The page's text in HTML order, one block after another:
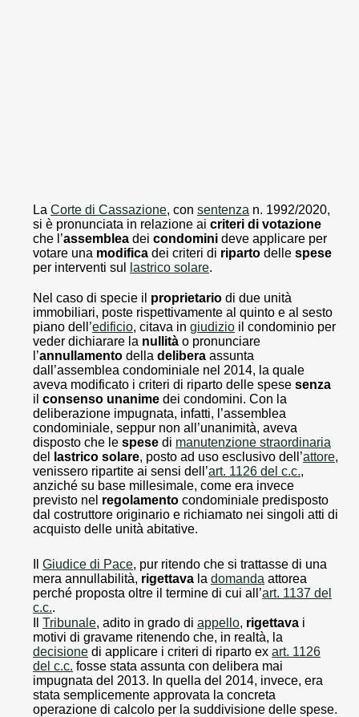
La Corte di Cassazione, con sentenza n. 1992/2020,
si è pronunciata in relazione ai criteri di votazione
che l’assemblea dei condomini deve applicare per
votare una modifica dei criteri di riparto delle spese
per interventi sul
lastrico solare.
Nel caso di specie il proprietario di due unità
immobiliari, poste rispettivamente al quinto e al sesto
piano dell’edificio, citava in giudizio il condominio per
veder dichiarare la nullità o pronunciare
l’annullamento della delibera assunta
dall’assemblea condominiale nel 2014, la quale
aveva modificato i criteri di riparto delle spese senza
il consenso unanime dei condomini. Con la
deliberazione impugnata, infatti, l’assemblea
condominiale, seppur non all’unanimità, aveva
disposto che le spese di manutenzione straordinaria
del
lastrico solare, posto ad uso esclusivo dell’attore,
venissero ripartite ai sensi dell’art. 1126 del c.c.,
anziché su base millesimale, come era invece
previsto nel regolamento condominiale predisposto
dal costruttore originario e richiamato nei singoli atti di
acquisto delle unità abitative.
Giudice di Pace, pur ritendo che si trattasse di una
mera annullabilità, rigettava la domanda attorea
perché proposta oltre il termine di cui all’art. 1137 del
c.c..
Tribunale, adito in grado di appello, rigettava i
motivi di gravame ritenendo che, in realtà, la
decisione di applicare i criteri di riparto ex art. 1126
del c.c. fosse stata assunta con delibera mai
impugnata del 2013. In quella del 2014, invece, era
stata semplicemente approvata la concreta
operazione di calcolo per la suddivisione delle spese.